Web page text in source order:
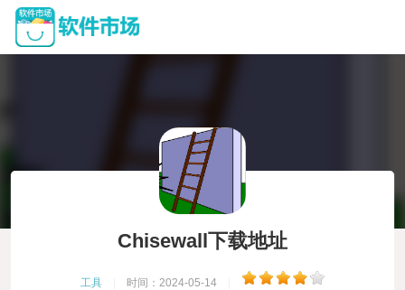
Chisewall下载地址
工具 时间：2024-05-14